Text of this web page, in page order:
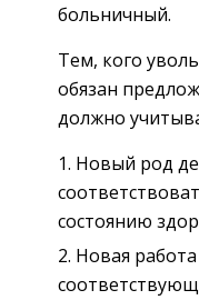
больничный.
Тем, кого
обязан
должно
Новый род
состоянию
Новая